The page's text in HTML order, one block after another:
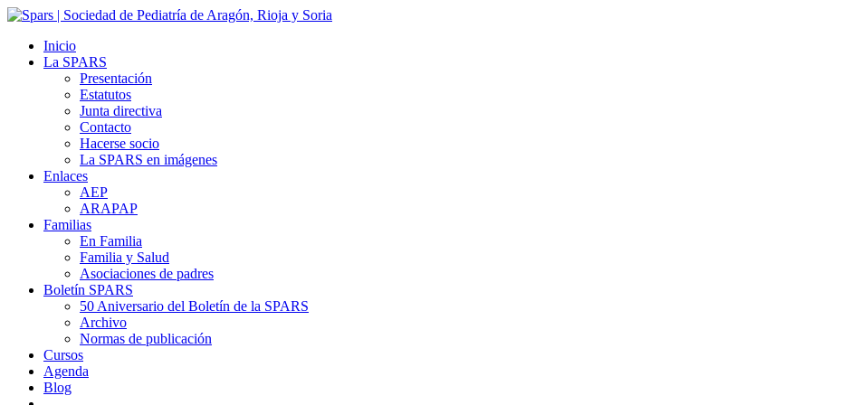
Inicio
La SPARS
Presentación
Estatutos
Junta directiva
Contacto
Hacerse socio
La SPARS en imágenes
Enlaces
AEP
ARAPAP
Familias
En Familia
Familia y Salud
Asociaciones de padres
Boletín SPARS
50 Aniversario del Boletín de la SPARS
Archivo
Normas de publicación
Cursos
Agenda
Blog